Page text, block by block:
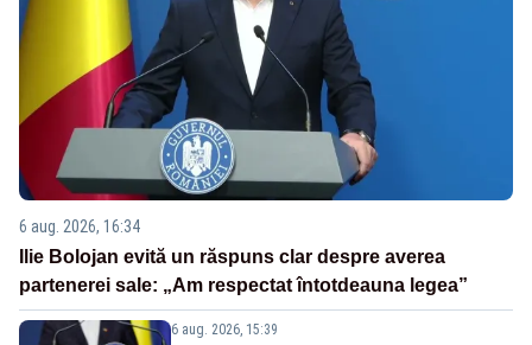
6 aug. 2026, 16:34
Ilie Bolojan evită un răspuns clar despre averea
partenerei sale: „Am respectat întotdeauna legea”
6 aug. 2026, 15:39